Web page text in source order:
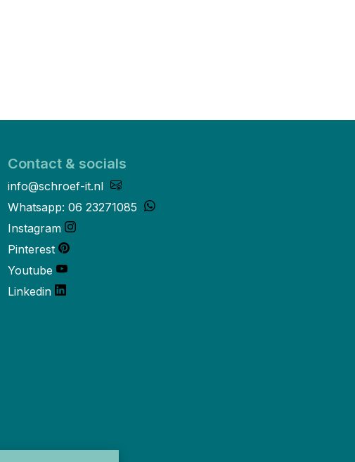
Contact & socials
info@schroef-it.nl
Whatsapp: 06 23271085
Instagram
Pinterest
Youtube
Linkedin